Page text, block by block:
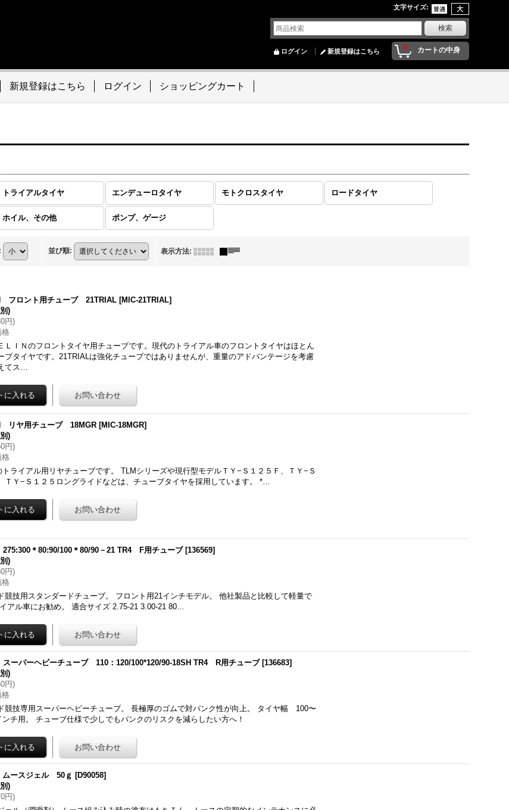
文字サイズ:
0 カートの中身
ログイン 新規登録はこちら
新規登録はこちら ログイン ショッピングカート
トライアルタイヤ エンデューロタイヤ モトクロスタイヤ ロードタイヤ
ホイル、その他 ポンプ、ゲージ
並び順: 表示方法:
フロント用チューブ 21TRIAL [MIC-21TRIAL]
)
円)
格
ＬＩＮのフロントタイヤ用チューブです。現代のトライアル車のフロントタイヤはほとん
ブタイヤです。21TRIALは強化チューブではありませんが、重量のアドバンテージを考慮
てス…
リヤ用チューブ 18MGR [MIC-18MGR]
)
円)
格
トライアル用リヤチューブです。 TLMシリーズや現行型モデルＴＹ−Ｓ１２５Ｆ、ＴＹ−Ｓ
ＴＹ−Ｓ１２５ロングライドなどは、チューブタイヤを採用しています。 *…
＊80:90/100＊80/90－21 TR4 F用チューブ [136569]
)
円)
格
競技用スタンダードチューブ。 フロント用21インチモデル。 他社製品と比較して軽量で
アル車にお勧め。 適合サイズ 2.75-21 3.00-21 80…
ーパーヘビーチューブ 110：120/100*120/90-18SH TR4 R用チューブ [136683]
)
円)
格
競技専用スーパーヘビーチューブ。 長極厚のゴムで対パンク性が向上。 タイヤ幅 100〜
ンチ用。 チューブ仕様で少しでもパンクのリスクを減らしたい方へ！
ースジェル 50ｇ [D90058]
)
円)